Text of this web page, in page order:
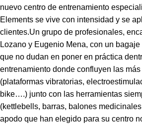
nuevo centro de entrenamiento
Elements se vive con intensidad y se
clientes.Un grupo de profesionales,
Lozano y Eugenio Mena, con un
que no dudan en poner en práctica
entrenamiento donde confluyen las
(plataformas vibratorias,
bike….) junto con las herramientas
(kettlebells, barras, balones
apodo que han elegido para su centro